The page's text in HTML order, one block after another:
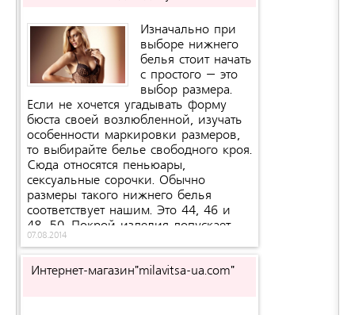
Изначально при
выборе нижнего
белья стоит начать
с простого – это
выбор размера.
Если не хочется угадывать форму
бюста своей возлюбленной, изучать
особенности маркировки размеров,
то выбирайте белье свободного кроя.
Сюда относятся пеньюары,
сексуальные сорочки. Обычно
размеры такого нижнего белья
соответствует нашим. Это 44, 46 и
48, 50. Покрой изделия допускает
некие погрешности в размерах.
формой и размером которого вы
07.08.2014
Интернет-магазин"milavitsa-ua.com"